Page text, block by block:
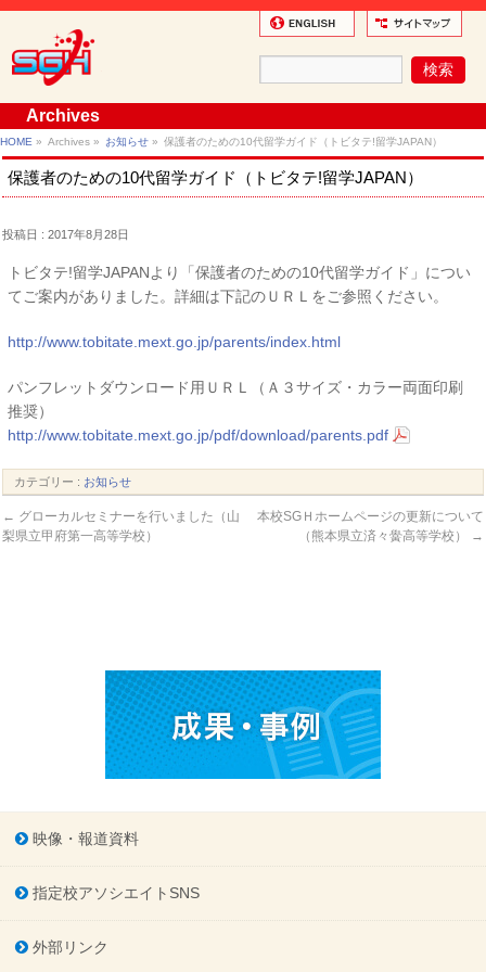
Archives
HOME » Archives » お知らせ » 保護者のための10代留学ガイド（トビタテ!留学JAPAN）
保護者のための10代留学ガイド（トビタテ!留学JAPAN）
投稿日 : 2017年8月28日
トビタテ!留学JAPANより「保護者のための10代留学ガイド」につい
てご案内がありました。詳細は下記のＵＲＬをご参照ください。
http://www.tobitate.mext.go.jp/parents/index.html
パンフレットダウンロード用ＵＲＬ（Ａ３サイズ・カラー両面印刷
推奨）
http://www.tobitate.mext.go.jp/pdf/download/parents.pdf
カテゴリー : お知らせ
← グローカルセミナーを行いました（山
梨県立甲府第一高等学校）
本校SGＨホームページの更新について
（熊本県立済々黌高等学校）
→
映像・報道資料
指定校アソシエイトSNS
外部リンク